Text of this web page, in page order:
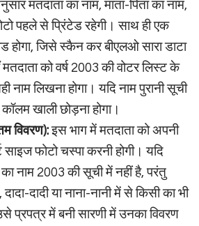
मतदाता का नाम, माता-पिता का नाम,
पहले से प्रिंटेड रहेगी। साथ ही एक
होगा, जिसे स्कैन कर बीएलओ सारा डाटा
को वर्ष 2003 की वोटर लिस्ट के
नाम लिखना होगा। यदि नाम पुरानी सूची
खाली छोड़ना होगा।
विवरण):इस भाग में मतदाता को अपनी
साइज फोटो चस्पा करनी होगी। यदि
नाम 2003 की सूची में नहीं है, परंतु
दादी या नाना-नानी में से किसी का भी
प्रपत्र में बनी सारणी में उनका विवरण